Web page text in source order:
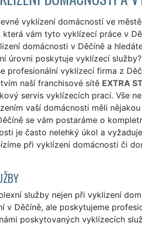
vyklízení domácností ve
která vám tyto vyklízecí práce v
domácnosti v Děčíně a
úrovni poskytuje vyklízecí
profesionální vyklízecí firma z
naší franchisové sítě EXTRA
servis vyklízecích prací. Vše
vaší domácnosti měli
se vám postaráme o
je často nelehký úkol a
při vyklízení domácnosti či
služby nejen při vyklizení
v Děčíně, ale poskytujeme
námi poskytovaných vyklízecích